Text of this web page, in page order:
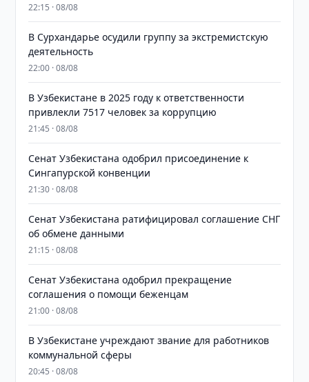
22:15 · 08/08
В Сурхандарье осудили группу за экстремистскую
деятельность
22:00 · 08/08
В Узбекистане в 2025 году к ответственности
привлекли 7517 человек за коррупцию
21:45 · 08/08
Сенат Узбекистана одобрил присоединение к
Сингапурской конвенции
21:30 · 08/08
Сенат Узбекистана ратифицировал соглашение СНГ
об обмене данными
21:15 · 08/08
Сенат Узбекистана одобрил прекращение
соглашения о помощи беженцам
21:00 · 08/08
В Узбекистане учреждают звание для работников
коммунальной сферы
20:45 · 08/08